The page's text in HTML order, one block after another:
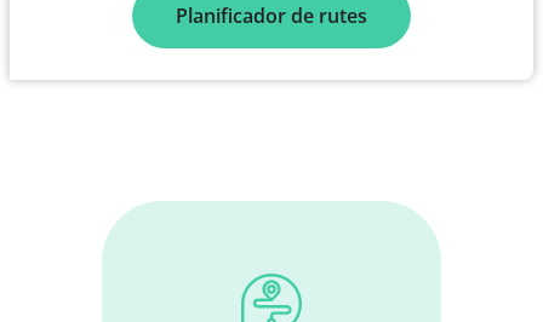
Planificador de rutes